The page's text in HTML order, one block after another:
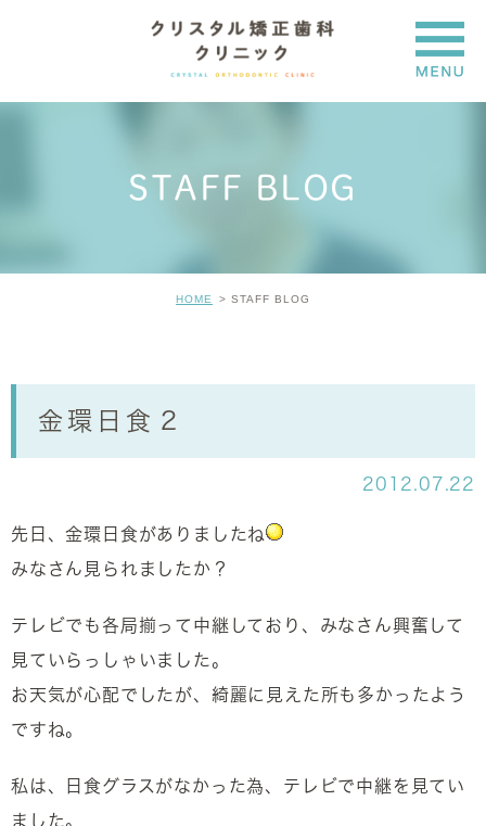
STAFF BLOG
HOME STAFF BLOG
金環日食２
2012.07.22
先日、金環日食がありましたね
みなさん見られましたか？
テレビでも各局揃って中継しており、みなさん興奮して
見ていらっしゃいました。
お天気が心配でしたが、綺麗に見えた所も多かったよう
ですね。
私は、日食グラスがなかった為、テレビで中継を見てい
ました。